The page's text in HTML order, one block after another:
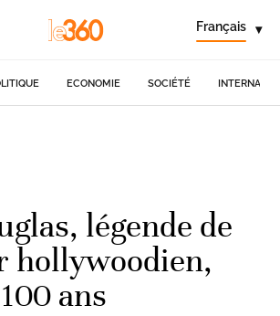
Français ▾
ECONOMIE SOCIÉTÉ
légende de
hollywoodien,
ans